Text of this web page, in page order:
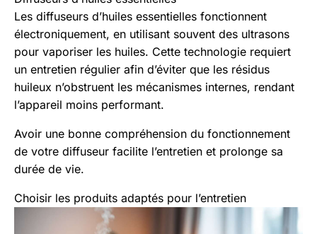
Les diffuseurs d’huiles essentielles fonctionnent
électroniquement, en utilisant souvent des ultrasons
pour vaporiser les huiles. Cette technologie requiert
un entretien régulier afin d’éviter que les résidus
huileux n’obstruent les mécanismes internes, rendant
l’appareil moins performant.
Avoir une bonne compréhension du fonctionnement
de votre diffuseur facilite l’entretien et prolonge sa
durée de vie.
Choisir les produits adaptés pour l’entretien